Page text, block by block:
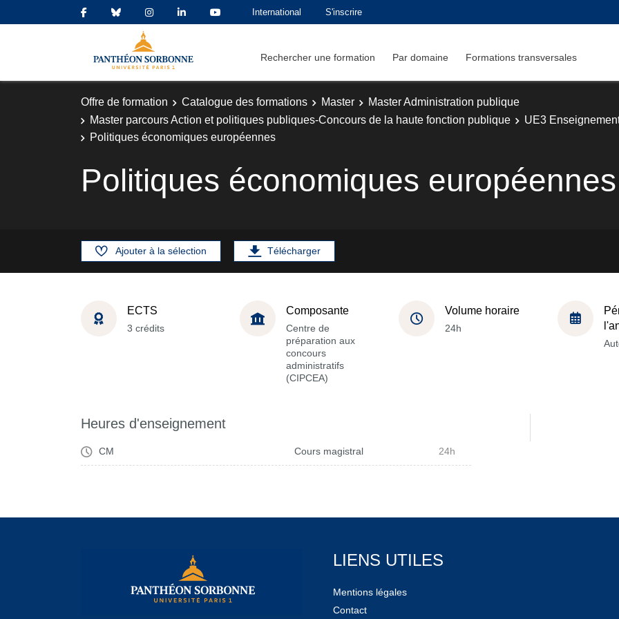
International S'inscrire
Rechercher une formation Par domaine Formations transversales
Offre de formation Catalogue des formations Master
Master Administration publique
Master parcours Action et politiques publiques-Concours de la haute fonction publique
UE3
Politiques économiques européennes
Politiques économiques européennes
Ajouter à la sélection Télécharger
ECTS
3 crédits
Composante
Centre de
préparation aux
concours
administratifs
(CIPCEA)
Volume horaire
24h
Heures d'enseignement
CM Cours magistral 24h
LIENS UTILES
Mentions légales
Contact